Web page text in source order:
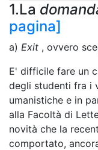
1.La
pagina]
a) Exit , ovvero
E' difficile fare un
degli studenti fra i
umanistiche e in
alla Facoltà di
novità che la
comportato,